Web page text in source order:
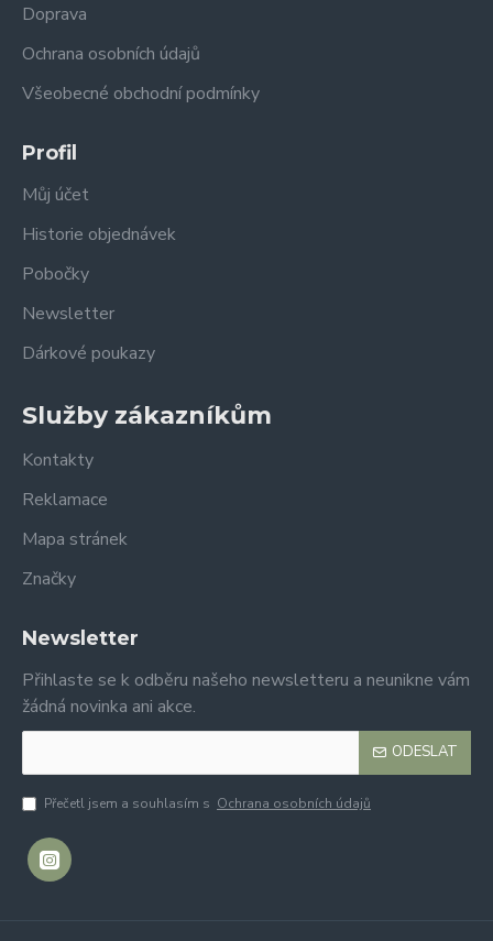
Doprava
Ochrana osobních údajů
Všeobecné obchodní podmínky
Profil
Můj účet
Historie objednávek
Pobočky
Newsletter
Dárkové poukazy
Služby zákazníkům
Kontakty
Reklamace
Mapa stránek
Značky
Newsletter
Přihlaste se k odběru našeho newsletteru a neunikne vám
žádná novinka ani akce.
ODESLAT
Přečetl jsem a souhlasím s Ochrana osobních údajů